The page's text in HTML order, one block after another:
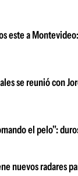
este a
se reunió con
el pelo":
nuevos radares